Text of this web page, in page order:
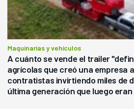
Maquinarias y vehículos
A cuánto se vende el trailer
agrícolas que creó una empresa
contratistas invirtiendo miles de
última generación que luego